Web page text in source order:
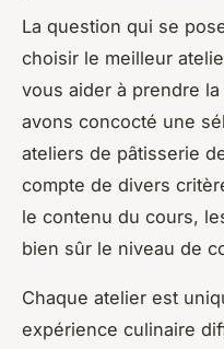
La question qui se
choisir le meilleur
vous aider à prendre
avons concocté une
ateliers de pâtisserie
compte de divers
le contenu du cours,
bien sûr le niveau de
Chaque atelier est
expérience culinaire